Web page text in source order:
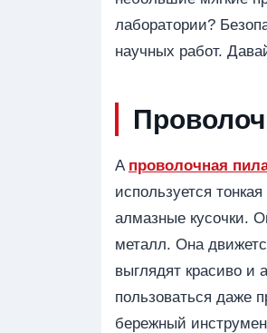
лаборатории?
научных работ.
A проволочная
используется
алмазные кусочки.
металл. Она
выглядят красиво и
пользоваться даже
бережный